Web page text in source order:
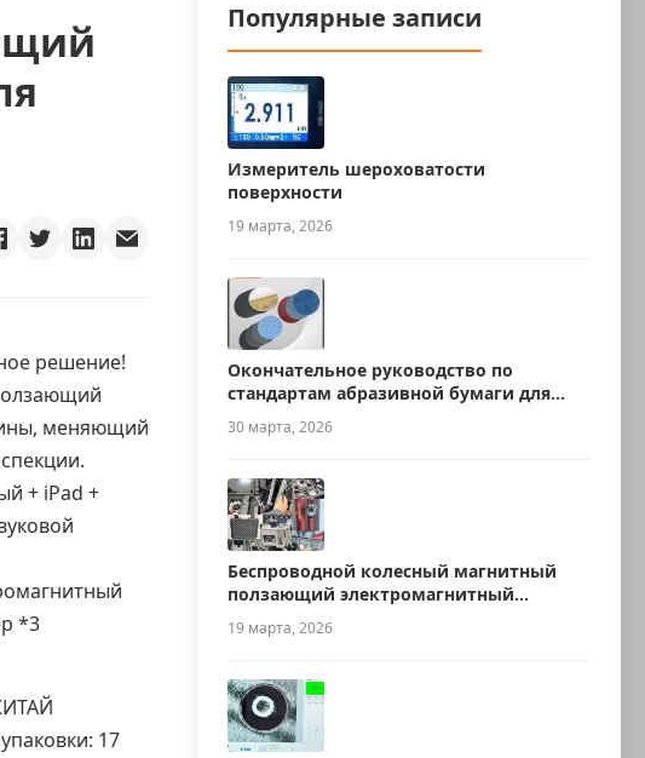
решение!
меняющий
+ iPad +
*3
17
Популярные записи
Измеритель шероховатости
поверхности
19 марта, 2026
Окончательное руководство по
стандартам абразивной бумаги для
металлографии
30 марта, 2026
Беспроводной колесный магнитный
ползающий электромагнитный
ультразвуковой робот для измерения
толщины
19 марта, 2026